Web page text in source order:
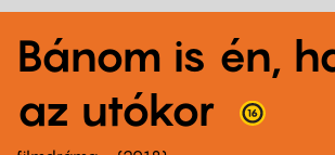
Bánom is én,
az utókor